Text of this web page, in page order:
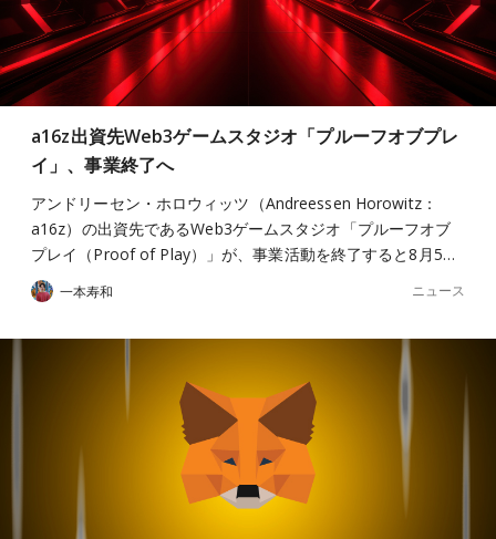
a16z出資先Web3ゲームスタジオ「プルーフオブプレ
イ」、事業終了へ
アンドリーセン・ホロウィッツ（Andreessen Horowitz：
a16z）の出資先であるWeb3ゲームスタジオ「プルーフオブ
プレイ（Proof of Play）」が、事業活動を終了すると8月5…
一本寿和 ニュース